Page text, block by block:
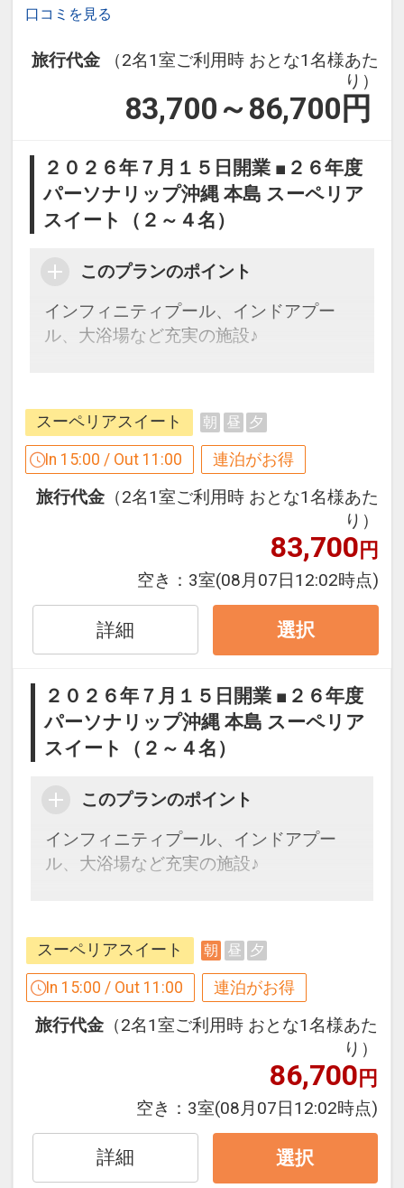
口コミを見る
旅行代金
（2名1室ご利用時 おとな1名様あた
り）
83,700～86,700 円
２０２６年７月１５日開業 ■２６年度
パーソナリップ沖縄 本島 スーペリア
スイート（２～４名）
このプランのポイント
インフィニティプール、インドアプー
ル、大浴場など充実の施設♪
●朝食を昼食へ振替OK（予約制 フロント
にて承っております。）※朝食付プラン
対象
●ラウンジフリーフロー（限定メニュ
●大浴場利用OK
※旅行代金に含まれます。
●３連泊以上で、夕食１回付（メインが
選べるハーフブッフェ）
連泊の場合、
１泊目より１泊につきおひとり様 ５００
※他の割引との併用はできません。
※割引適用後のご旅行代金は、カレンダ
ーからお進みいただいた後表示される
「空室照会結果確認画面」でご確認くだ
※宿泊期間中すべての日において人数・
氏名・客室タイプ・食事条件・プラン同
一であることが割引適用の条件となりま
す。
スーペリアスイート 朝 昼 夕
In 15:00 / Out 11:00 連泊がお得
旅行代金 （2名1室ご利用時 おとな1名様あた
り）
83,700円
空き： 3室(08月07日12:02時点)
詳細 選択
２０２６年７月１５日開業 ■２６年度
パーソナリップ沖縄 本島 スーペリア
スイート（２～４名）
このプランのポイント
インフィニティプール、インドアプー
ル、大浴場など充実の施設♪
●朝食を昼食へ振替OK（予約制 フロント
にて承っております。）※朝食付プラン
対象
●ラウンジフリーフロー（限定メニュ
●大浴場利用OK
※旅行代金に含まれます。
スーペリアスイート 朝 昼 夕
In 15:00 / Out 11:00 連泊がお得
旅行代金 （2名1室ご利用時 おとな1名様あた
り）
86,700円
空き： 3室(08月07日12:02時点)
詳細 選択